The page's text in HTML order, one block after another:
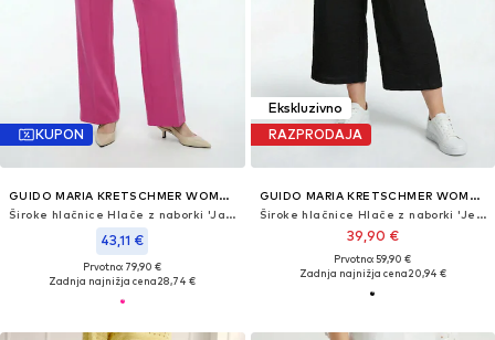
KUPON
GUIDO MARIA KRETSCHMER WOMEN
Široke hlačnice Hlače z naborki 'Jana'
43,11 €
Prvotno: 79,90 €
Zadnja najnižja cena28,74 €
Ekskluzivno
RAZPRODAJA
GUIDO MARIA KRETSCHMER WOMEN
Široke hlačnice Hlače z naborki 'Jessica'
39,90 €
Prvotno: 59,90 €
Zadnja najnižja cena20,94 €